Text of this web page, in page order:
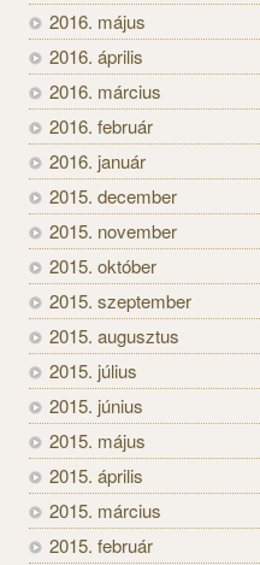
2016. május
2016. április
2016. március
2016. február
2016. január
2015. december
2015. november
2015. október
2015. szeptember
2015. augusztus
2015. július
2015. június
2015. május
2015. április
2015. március
2015. február